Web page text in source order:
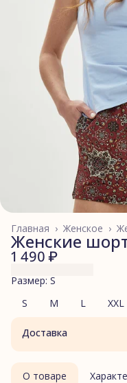
Женское ›
Главная ›
Женские
1 490 ₽
Размер: S
S
M L XXL
Доставка
О товаре